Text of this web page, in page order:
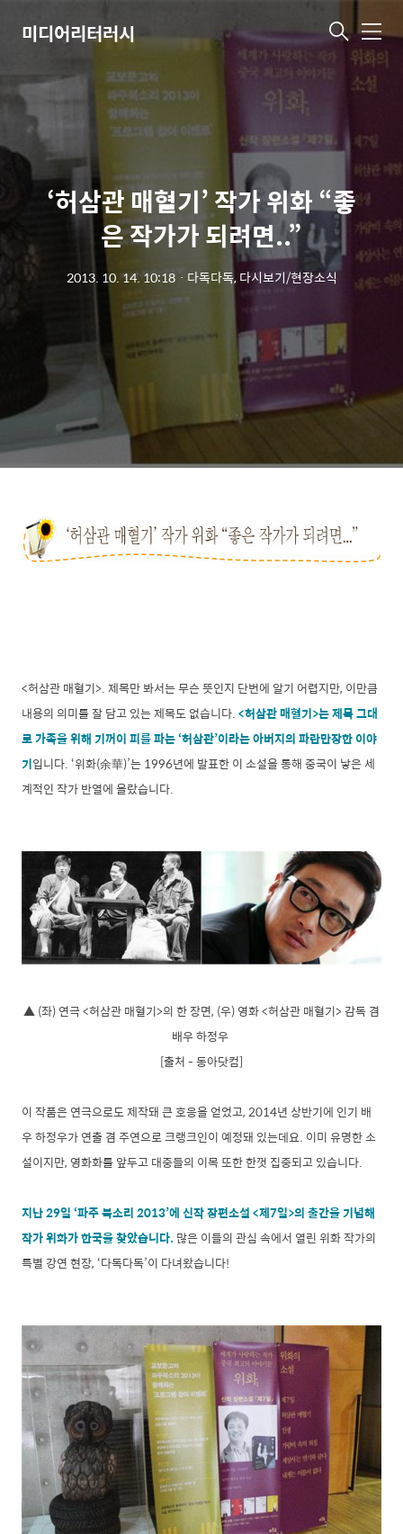
미디어리터러시 메
뉴
‘허삼관 매혈기’ 작가 위화 “좋
은 작가가 되려면..”
2013. 10. 14. 10:18ㆍ 다독다독, 다시보기/현장소식
<허삼관 매혈기>. 제목만 봐서는 무슨 뜻인지 단번에 알기 어렵지만, 이만큼
내용의 의미를 잘 담고 있는 제목도 없습니다.<허삼관 매혈기>는 제목 그대
로 가족을 위해 기꺼이 피를 파는 ‘허삼관’이라는 아버지의 파란만장한 이야
기입니다. ‘위화(余華)’는 1996년에 발표한 이 소설을 통해 중국이 낳은 세
계적인 작가 반열에 올랐습니다.
▲ (좌) 연극 <허삼관 매혈기>의 한 장면, (우) 영화 <허삼관 매혈기> 감독 겸
배우 하정우
[출처 - 동아닷컴]
이 작품은 연극으로도 제작돼 큰 호응을 얻었고, 2014년 상반기에 인기 배
우 하정우가 연출 겸 주연으로 크랭크인이 예정돼 있는데요. 이미 유명한 소
설이지만, 영화화를 앞두고 대중들의 이목 또한 한껏 집중되고 있습니다.
지난 29일 ‘파주 북소리 2013’에 신작 장편소설 <제7일>의 출간을 기념해
작가 위화가 한국을 찾았습니다.많은 이들의 관심 속에서 열린 위화 작가의
특별 강연 현장, ‘다독다독’이 다녀왔습니다!